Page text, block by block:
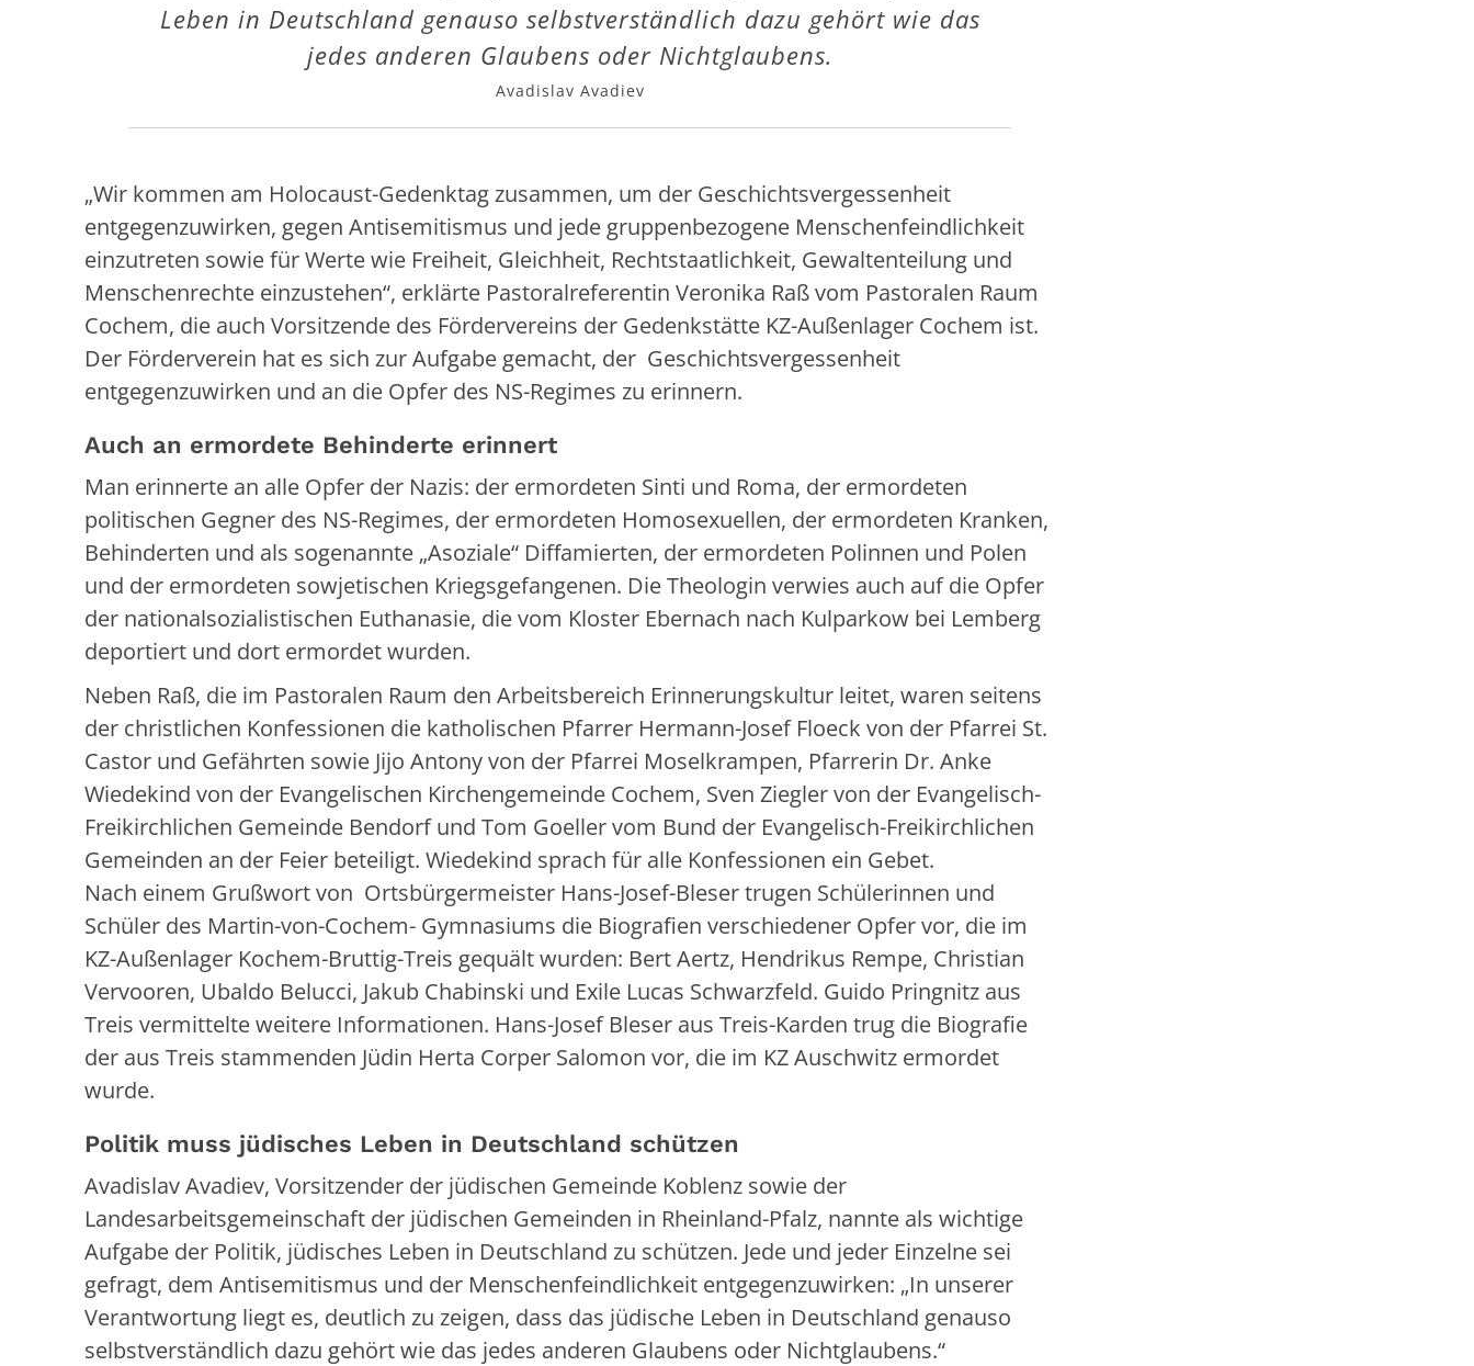
Leben in Deutschland genauso selbstverständlich dazu gehört wie das
jedes anderen Glaubens oder Nichtglaubens.
Avadislav Avadiev
„Wir kommen am Holocaust-Gedenktag zusammen, um der Geschichtsvergessenheit
entgegenzuwirken, gegen Antisemitismus und jede gruppenbezogene Menschenfeindlichkeit
einzutreten sowie für Werte wie Freiheit, Gleichheit, Rechtstaatlichkeit, Gewaltenteilung und
Menschenrechte einzustehen“, erklärte Pastoralreferentin Veronika Raß vom Pastoralen Raum
Cochem, die auch Vorsitzende des Fördervereins der Gedenkstätte KZ-Außenlager Cochem ist.
Der Förderverein hat es sich zur Aufgabe gemacht, der Geschichtsvergessenheit
entgegenzuwirken und an die Opfer des NS-Regimes zu erinnern.
Auch an ermordete Behinderte erinnert
Man erinnerte an alle Opfer der Nazis: der ermordeten Sinti und Roma, der ermordeten
politischen Gegner des NS-Regimes, der ermordeten Homosexuellen, der ermordeten Kranken,
Behinderten und als sogenannte „Asoziale“ Diffamierten, der ermordeten Polinnen und Polen
und der ermordeten sowjetischen Kriegsgefangenen. Die Theologin verwies auch auf die Opfer
der nationalsozialistischen Euthanasie, die vom Kloster Ebernach nach Kulparkow bei Lemberg
deportiert und dort ermordet wurden.
Neben Raß, die im Pastoralen Raum den Arbeitsbereich Erinnerungskultur leitet, waren seitens
der christlichen Konfessionen die katholischen Pfarrer Hermann-Josef Floeck von der Pfarrei St.
Castor und Gefährten sowie Jijo Antony von der Pfarrei Moselkrampen, Pfarrerin Dr. Anke
Wiedekind von der Evangelischen Kirchengemeinde Cochem, Sven Ziegler von der Evangelisch-
Freikirchlichen Gemeinde Bendorf und Tom Goeller vom Bund der Evangelisch-Freikirchlichen
Gemeinden an der Feier beteiligt. Wiedekind sprach für alle Konfessionen ein Gebet.
Nach einem Grußwort von Ortsbürgermeister Hans-Josef-Bleser trugen Schülerinnen und
Schüler des Martin-von-Cochem- Gymnasiums die Biografien verschiedener Opfer vor, die im
KZ-Außenlager Kochem-Bruttig-Treis gequält wurden: Bert Aertz, Hendrikus Rempe, Christian
Vervooren, Ubaldo Belucci, Jakub Chabinski und Exile Lucas Schwarzfeld. Guido Pringnitz aus
Treis vermittelte weitere Informationen. Hans-Josef Bleser aus Treis-Karden trug die Biografie
der aus Treis stammenden Jüdin Herta Corper Salomon vor, die im KZ Auschwitz ermordet
wurde.
Politik muss jüdisches Leben in Deutschland schützen
Avadislav Avadiev, Vorsitzender der jüdischen Gemeinde Koblenz sowie der
Landesarbeitsgemeinschaft der jüdischen Gemeinden in Rheinland-Pfalz, nannte als wichtige
Aufgabe der Politik, jüdisches Leben in Deutschland zu schützen. Jede und jeder Einzelne sei
gefragt, dem Antisemitismus und der Menschenfeindlichkeit entgegenzuwirken: „In unserer
Verantwortung liegt es, deutlich zu zeigen, dass das jüdische Leben in Deutschland genauso
selbstverständlich dazu gehört wie das jedes anderen Glaubens oder Nichtglaubens.“